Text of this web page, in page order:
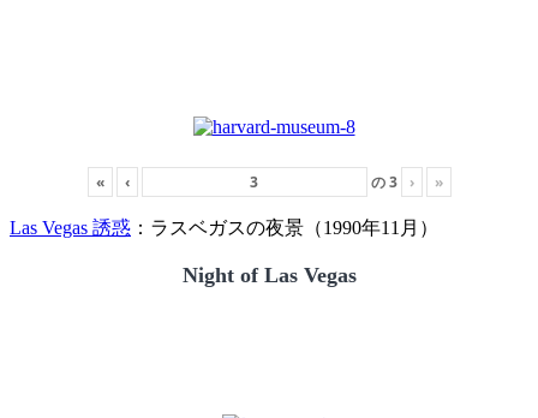
« ‹ の3 › »
Las Vegas 誘惑 ：ラスベガスの夜景（1990年11月）
Night of Las Vegas